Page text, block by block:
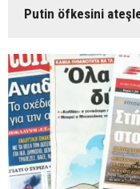
Putin öfkesini